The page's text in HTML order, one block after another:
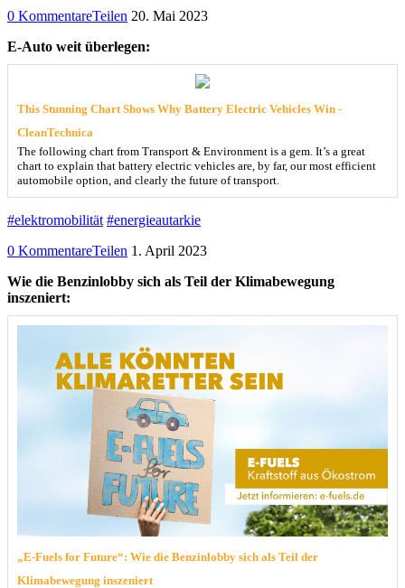
0 KommentareTeilen 20. Mai 2023
E-Auto weit überlegen:
This Stunning Chart Shows Why Battery Electric Vehicles Win -
CleanTechnica
The following chart from Transport & Environment is a gem. It’s a great
chart to explain that battery electric vehicles are, by far, our most efficient
automobile option, and clearly the future of transport.
#elektromobilität #energieautarkie
0 KommentareTeilen 1. April 2023
Wie die Benzinlobby sich als Teil der Klimabewegung
inszeniert:
„E-Fuels for Future“: Wie die Benzinlobby sich als Teil der
Klimabewegung inszeniert